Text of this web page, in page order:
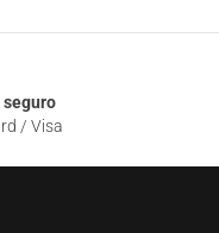
seguro
/ Visa